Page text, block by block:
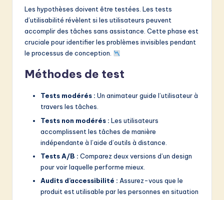
Les hypothèses doivent être testées. Les tests
d’utilisabilité révèlent si les utilisateurs peuvent
accomplir des tâches sans assistance. Cette phase est
cruciale pour identifier les problèmes invisibles pendant
le processus de conception.
Méthodes de test
Tests modérés : Un animateur guide l’utilisateur à
travers les tâches.
Tests non modérés : Les utilisateurs
accomplissent les tâches de manière
indépendante à l’aide d’outils à distance.
Tests A/B : Comparez deux versions d’un design
pour voir laquelle performe mieux.
Audits d’accessibilité : Assurez-vous que le
produit est utilisable par les personnes en situation